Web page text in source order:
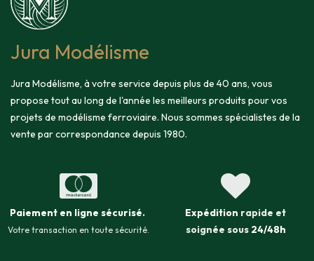
Jura Modélisme
Jura Modélisme, à votre service depuis plus de 40 ans, vous
propose tout au long de l'année les meilleurs produits pour vos
projets de modélisme ferroviaire. Nous sommes spécialistes de la
vente par correspondance depuis 1980.
Paiement en ligne sécurisé.
Votre transaction en toute sécurité.
Expédition rapide et
soignée sous 24/48h